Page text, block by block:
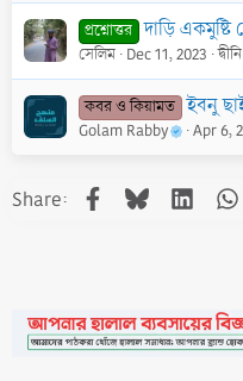
প্রশ্নোত্তর দাড়ি একমুষ্টি রেখে বাকি অংশ কাটা
সেলিম Dec 11, 2023
কবর ও কিয়ামত
Golam Rabby Apr 6,
Share: Facebook
Bluesky